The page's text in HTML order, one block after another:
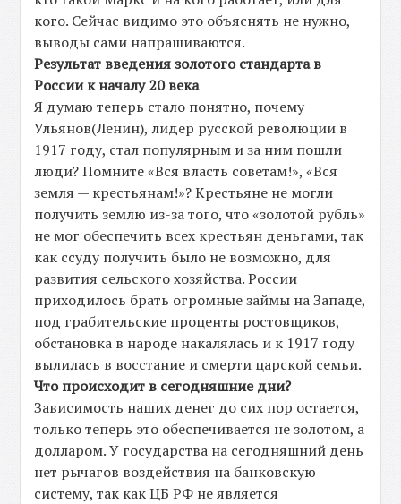
кого. Сейчас видимо это объяснять не нужно,
выводы сами напрашиваются.
Результат введения золотого стандарта в
России к началу 20 века
Я думаю теперь стало понятно, почему
Ульянов(Ленин), лидер русской революции в
1917 году, стал популярным и за ним пошли
люди? Помните «Вся власть советам!», «Вся
земля — крестьянам!»? Крестьяне не могли
получить землю из-за того, что «золотой рубль»
не мог обеспечить всех крестьян деньгами, так
как ссуду получить было не возможно, для
развития сельского хозяйства. России
приходилось брать огромные займы на Западе,
под грабительские проценты ростовщиков,
обстановка в народе накалялась и к 1917 году
вылилась в восстание и смерти царской семьи.
Что происходит в сегодняшние дни?
Зависимость наших денег до сих пор остается,
только теперь это обеспечивается не золотом, а
долларом. У государства на сегодняшний день
нет рычагов воздействия на банковскую
систему, так как ЦБ РФ не является